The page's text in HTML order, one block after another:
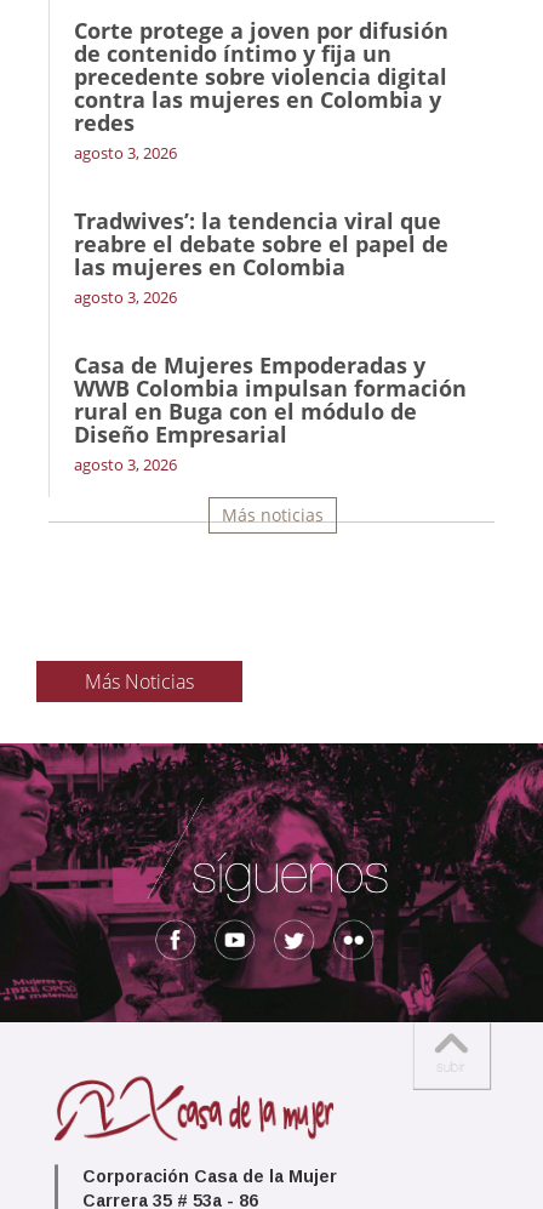
Corte protege a joven por difusión
de contenido íntimo y fija un
precedente sobre violencia digital
contra las mujeres en Colombia y
redes
agosto 3, 2026
Tradwives’: la tendencia viral que
reabre el debate sobre el papel de
las mujeres en Colombia
agosto 3, 2026
Casa de Mujeres Empoderadas y
WWB Colombia impulsan formación
rural en Buga con el módulo de
Diseño Empresarial
agosto 3, 2026
Más noticias
Más Noticias
Corporación Casa de la Mujer
Carrera 35 # 53a - 86